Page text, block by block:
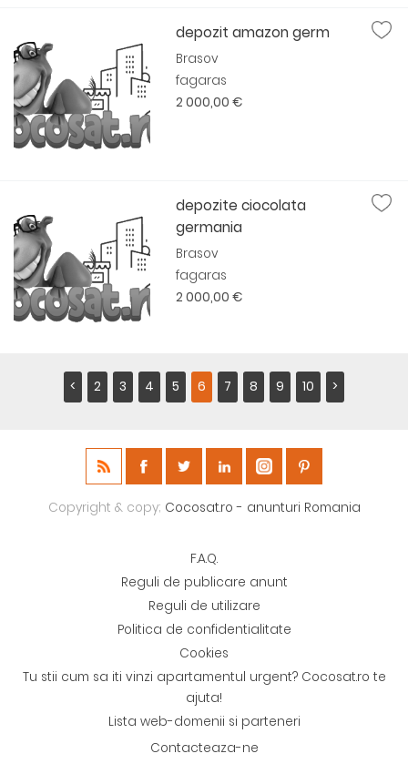
depozit amazon germ
Brasov
fagaras
2 000,00 €
depozite ciocolata
germania
Brasov
fagaras
2 000,00 €
< 2 3 4 5 6 7 8 9 10 >
Copyright & copy; Cocosat.ro - anunturi Romania
F.A.Q.
Reguli de publicare anunt
Reguli de utilizare
Politica de confidentialitate
Cookies
Tu stii cum sa iti vinzi apartamentul urgent? Cocosat.ro te
ajuta!
Lista web-domenii si parteneri
Contacteaza-ne